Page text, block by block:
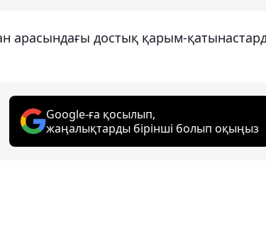
арасындағы достық қарым-
Google-ға қосылып,
жаңалықтарды бірінші болып оқыңыз